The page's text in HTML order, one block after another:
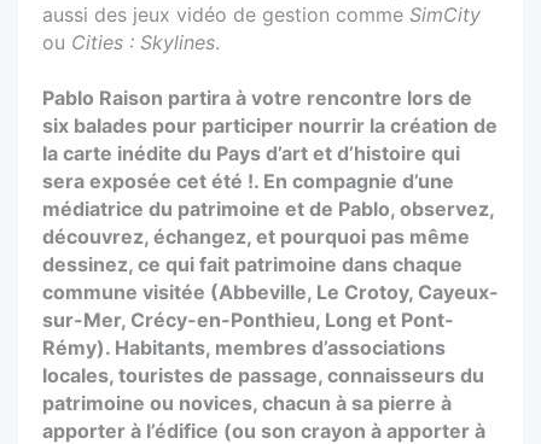
aussi des jeux vidéo de gestion comme SimCity
ou Cities : Skylines.
Pablo Raison partira à votre rencontre lors de
six balades pour participer nourrir la création de
la carte inédite du Pays d’art et d’histoire qui
sera exposée cet été !. En compagnie d’une
médiatrice du patrimoine et de Pablo, observez,
découvrez, échangez, et pourquoi pas même
dessinez, ce qui fait patrimoine dans chaque
commune visitée (Abbeville, Le Crotoy, Cayeux-
sur-Mer, Crécy-en-Ponthieu, Long et Pont-
Rémy). Habitants, membres d’associations
locales, touristes de passage, connaisseurs du
patrimoine ou novices, chacun à sa pierre à
apporter à l’édifice (ou son crayon à apporter à